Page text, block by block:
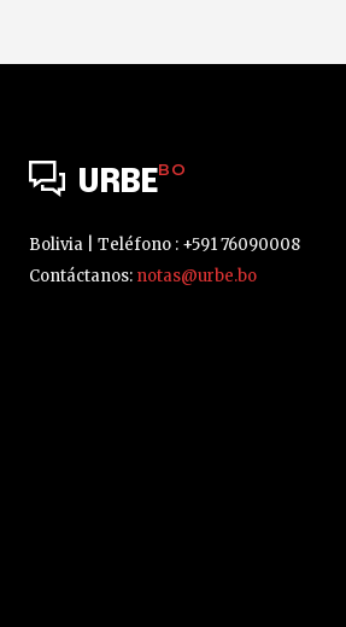
URBEBO
Bolivia | Teléfono : +591 76090008
Contáctanos: notas@urbe.bo